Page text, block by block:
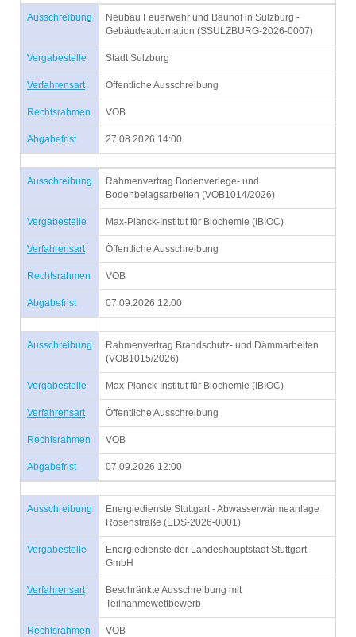
Ausschreibung
Neubau Feuerwehr und Bauhof in Sulzburg -
Gebäudeautomation (SSULZBURG-2026-0007)
Vergabestelle Stadt Sulzburg
Verfahrensart Öffentliche Ausschreibung
Rechtsrahmen VOB
Abgabefrist 27.08.2026 14:00
Ausschreibung
Rahmenvertrag Bodenverlege- und
Bodenbelagsarbeiten (VOB1014/2026)
Vergabestelle Max-Planck-Institut für Biochemie (IBIOC)
Verfahrensart Öffentliche Ausschreibung
Rechtsrahmen VOB
Abgabefrist 07.09.2026 12:00
Ausschreibung
Rahmenvertrag Brandschutz- und Dämmarbeiten
(VOB1015/2026)
Vergabestelle Max-Planck-Institut für Biochemie (IBIOC)
Verfahrensart Öffentliche Ausschreibung
Rechtsrahmen VOB
Abgabefrist 07.09.2026 12:00
Ausschreibung
Energiedienste Stuttgart - Abwasserwärmeanlage
Rosenstraße (EDS-2026-0001)
Vergabestelle
Energiedienste der Landeshauptstadt Stuttgart
GmbH
Verfahrensart
Beschränkte Ausschreibung mit
Teilnahmewettbewerb
Rechtsrahmen VOB